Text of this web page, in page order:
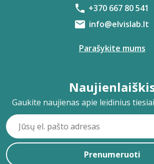
+370 667 80 541
info@elvislab.lt
Parašykite mums
Gaukite naujienas apie leidinius
Prenumeruoti